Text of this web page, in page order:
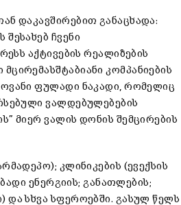
დაკავშირებით განაცხადა:
ჩვენი
აქტივების რეალიზების
კომპანიების
ფულადი ნაკადი, რომელიც
ვალდებულებების
მიერ ვალის დონის შემცირების
კლინიკების (ევექსის
ენერგიის; განათლების;
და სხვა სფეროებში. გასულ წელს